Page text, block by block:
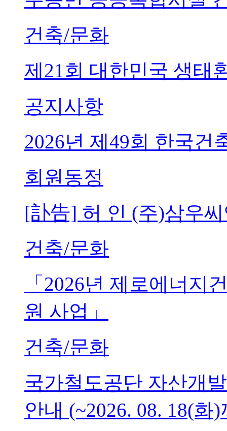
건축/문화
제21회 대한민국 생태
공지사항
2026년 제49회 한국건
회원동정
[訃告] 허 인 (주)삼우
건축/문화
「2026년 제로에너지
원 사업」
건축/문화
국가철도공단 자산개
안내 (~2026. 08. 18(화